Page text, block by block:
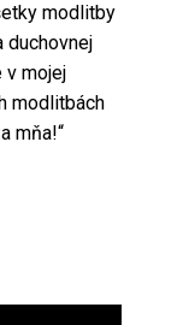
modlitby
duchovnej
v mojej
modlitbách
mňa!“